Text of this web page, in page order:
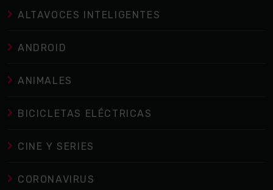
ALTAVOCES INTELIGENTES
ANDROID
ANIMALES
BICICLETAS ELÉCTRICAS
CINE Y SERIES
CORONAVIRUS